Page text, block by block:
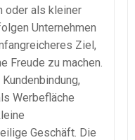
oder als kleiner
Unternehmen
Ziel,
Freude zu machen.
Werbefläche
Geschäft. Die